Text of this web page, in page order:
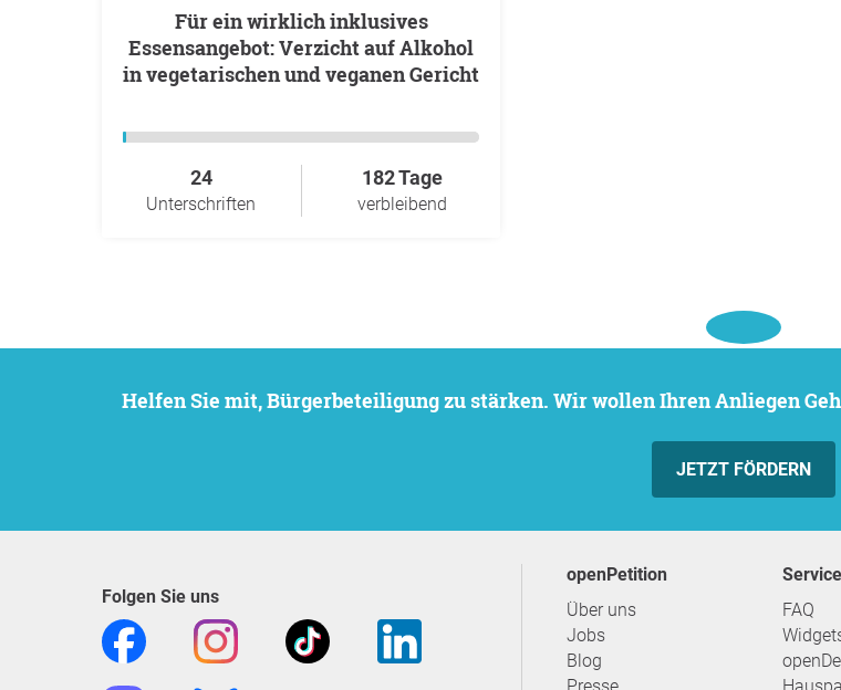
Für ein wirklich inklusives
Essensangebot: Verzicht auf Alkohol
in vegetarischen und veganen Gericht
24
Unterschriften
182 Tage
verbleibend
Helfen Sie mit, Bürgerbeteiligung zu stärken. Wir wollen Ihren Anliegen
JETZT FÖRDERN
Folgen Sie uns
openPetition
Über uns
Jobs
Blog
Service
FAQ